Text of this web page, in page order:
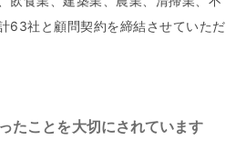
63社と顧問契約を締結させていただ
たことを大切にされています